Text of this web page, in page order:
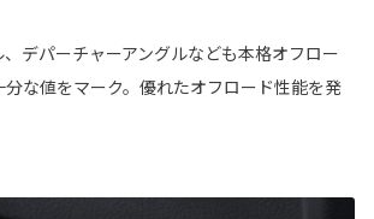
デパーチャーアングルなども本格オフロー
な値をマーク。優れたオフロード性能を発